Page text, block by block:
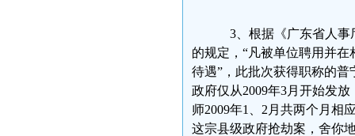
3、根据《广东省人事
的规定，“凡被单位聘用并
待遇”，此批次获得职称的普
政府仅从2009年3月开始发
师2009年1、2月共两个月相
这宗县级政府抢劫案，舍你